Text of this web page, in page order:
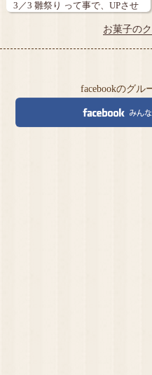
3／3 雛祭り って事で、UPさせ
お菓子の
facebookのグル